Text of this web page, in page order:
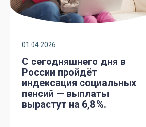
01.04.2026
С сегодняшнего дня в
России пройдёт
индексация социальных
пенсий — выплаты
вырастут на 6,8 %.